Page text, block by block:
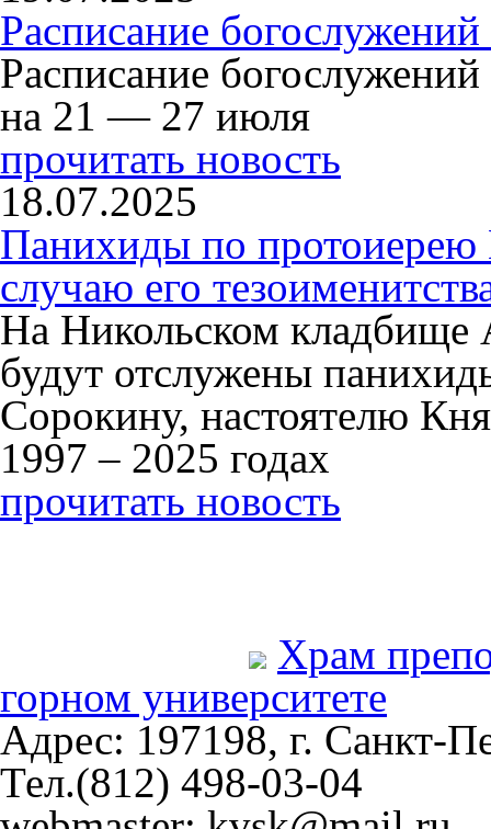
Расписание
Расписание
на 21 — 27 июля
прочитать новость
18.07.2025
Панихиды по
случаю его
На Никольском кладбище
будут отслужены
Сорокину, настоятелю
1997 – 2025 годах
прочитать новость
Храм
горном университете
Адрес: 197198, г. Санкт-
Тел.(812) 498-03-04